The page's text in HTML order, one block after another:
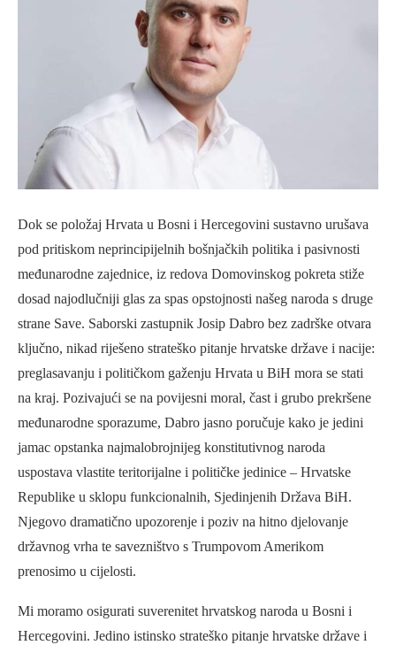
Dok se položaj Hrvata u Bosni i Hercegovini sustavno urušava
pod pritiskom neprincipijelnih bošnjačkih politika i pasivnosti
međunarodne zajednice, iz redova Domovinskog pokreta stiže
dosad najodlučniji glas za spas opstojnosti našeg naroda s druge
strane Save. Saborski zastupnik Josip Dabro bez zadrške otvara
ključno, nikad riješeno strateško pitanje hrvatske države i nacije:
preglasavanju i političkom gaženju Hrvata u BiH mora se stati
na kraj. Pozivajući se na povijesni moral, čast i grubo prekršene
međunarodne sporazume, Dabro jasno poručuje kako je jedini
jamac opstanka najmalobrojnijeg konstitutivnog naroda
uspostava vlastite teritorijalne i političke jedinice – Hrvatske
Republike u sklopu funkcionalnih, Sjedinjenih Država BiH.
Njegovo dramatično upozorenje i poziv na hitno djelovanje
državnog vrha te savezništvo s Trumpovom Amerikom
prenosimo u cijelosti.
Mi moramo osigurati suverenitet hrvatskog naroda u Bosni i
Hercegovini. Jedino istinsko strateško pitanje hrvatske države i